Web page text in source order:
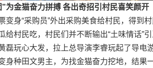
”为金猫奋力拼搏 各出奇招引村民喜笑颜开
变身“采购员”外出采购美食给村民，得到
给村民吃，村民们并不断输出“土味情话”
磊玩心大发，拉上总导演李睿玩起了导电
身种田文男主，为找金猫奋力挖地，结果